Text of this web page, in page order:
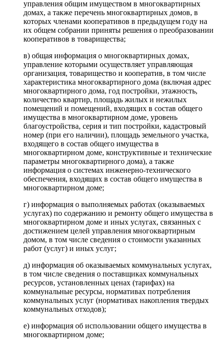
управления общим имуществом в многоквартирных
домах, а также перечень многоквартирных домов, в
которых членами кооперативов в предыдущем году на
их общем собрании приняты решения о преобразовании
кооперативов в товарищества;
в) общая информация о многоквартирных домах,
управление которыми осуществляет управляющая
организация, товарищество и кооператив, в том числе
характеристика многоквартирного дома (включая адрес
многоквартирного дома, год постройки, этажность,
количество квартир, площадь жилых и нежилых
помещений и помещений, входящих в состав общего
имущества в многоквартирном доме, уровень
благоустройства, серия и тип постройки, кадастровый
номер (при его наличии), площадь земельного участка,
входящего в состав общего имущества в
многоквартирном доме, конструктивные и технические
параметры многоквартирного дома), а также
информация о системах инженерно-технического
обеспечения, входящих в состав общего имущества в
многоквартирном доме;
г) информация о выполняемых работах (оказываемых
услугах) по содержанию и ремонту общего имущества в
многоквартирном доме и иных услугах, связанных с
достижением целей управления многоквартирным
домом, в том числе сведения о стоимости указанных
работ (услуг) и иных услуг;
д) информация об оказываемых коммунальных услугах,
в том числе сведения о поставщиках коммунальных
ресурсов, установленных ценах (тарифах) на
коммунальные ресурсы, нормативах потребления
коммунальных услуг (нормативах накопления твердых
коммунальных отходов);
е) информация об использовании общего имущества в
многоквартирном доме;